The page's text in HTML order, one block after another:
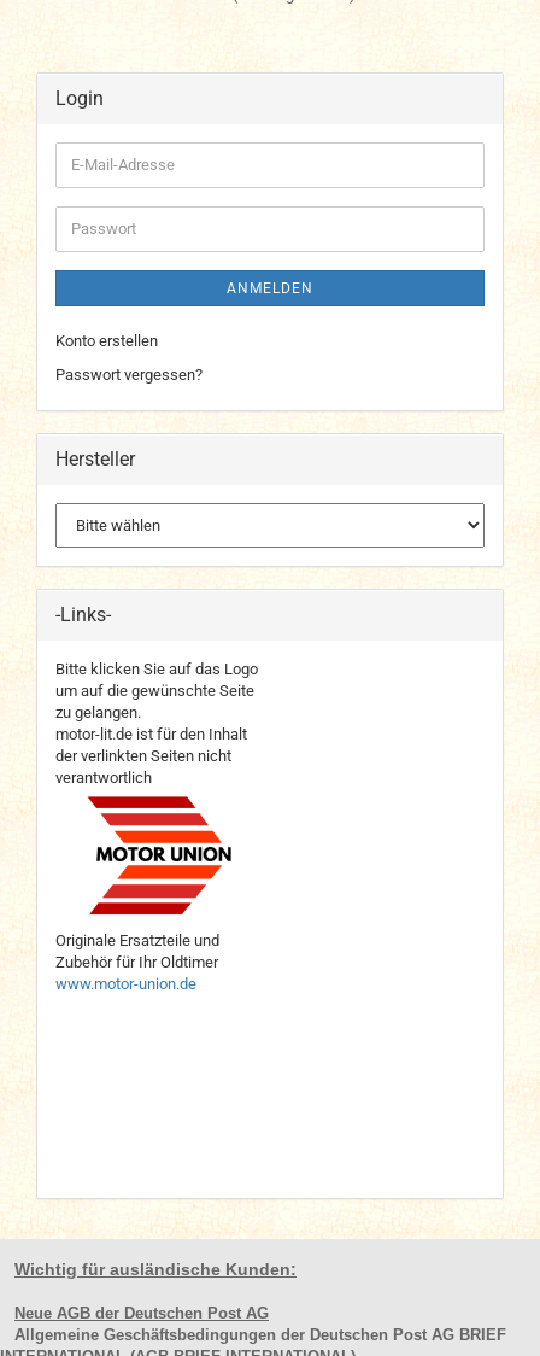
Login
E-
Mail-
Adresse
Passwort
ANMELDEN
Konto erstellen
Passwort vergessen?
Hersteller
-Links-
Bitte klicken Sie auf das Logo
um auf die gewünschte Seite
zu gelangen.
motor-lit.de ist für den Inhalt
der verlinkten Seiten nicht
verantwortlich
Originale Ersatzteile und
Zubehör für Ihr Oldtimer
www.motor-union.de
Wichtig für ausländische Kunden:
Neue AGB der Deutschen Post AG
Allgemeine Geschäftsbedingungen der Deutschen Post AG BRIEF